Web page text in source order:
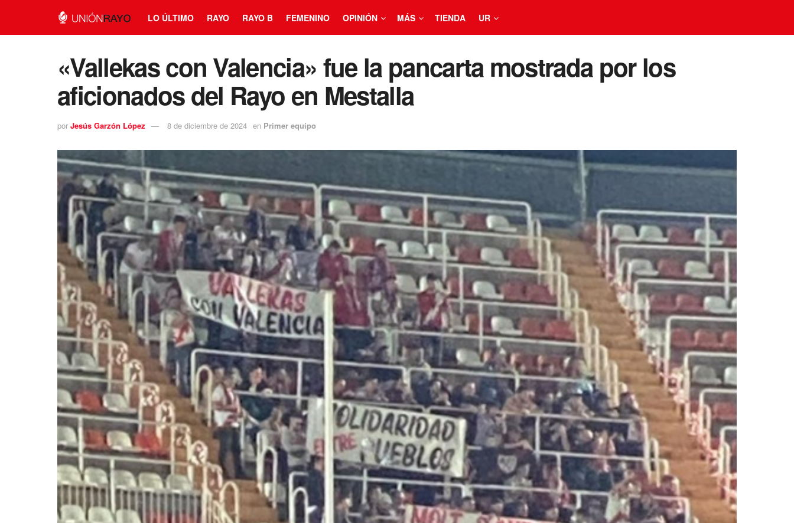
LO ÚLTIMO RAYO RAYO B FEMENINO OPINIÓN MÁS TIENDA UR
«Vallekas con Valencia» fue la pancarta mostrada por los
aficionados del Rayo en Mestalla
por Jesús Garzón López 8 de diciembre de 2024 en Primer equipo